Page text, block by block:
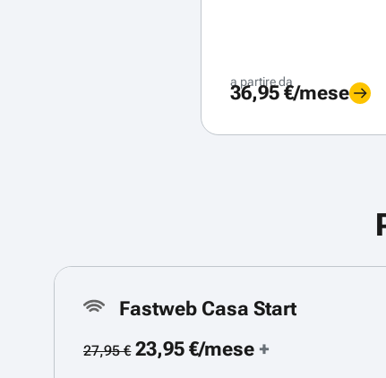
a partire da
36,95 €/mese
Fastweb Casa Start
27,95 €23,95 €/mese +